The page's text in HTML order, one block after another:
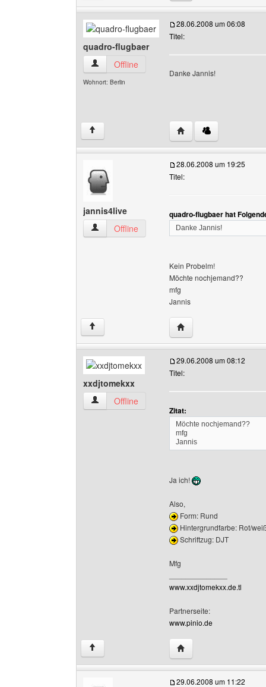
quadro-flugbaer
quadro-flugbaer Benutzer-Profile anzeigen
Offline
Wohnort: Berlin
28.06.2008 um 06:08
Titel:
Danke Jannis!
↑ Website dieses
jannis4live
jannis4live Benutzer-Profile anzeigen
Offline
28.06.2008 um 19:25
Titel:
quadro-flugbaer hat
Danke Jannis!
Kein Probelm!
Möchte nochjemand??
mfg
Jannis
↑ Website dieses
xxdjtomekxx
xxdjtomekxx Benutzer-Profile anzeigen
Offline
29.06.2008 um 08:12
Titel:
Zitat:
Möchte nochjemand??
mfg
Jannis
Ja ich!
Also,
Form: Rund
Hintergrundfarbe: Rot/
Schriftzug: DJT
Mfg
www.xxdjtomekxx.de.tl
Partnerseite:
www.pinio.de
↑ Website dieses
29.06.2008 um 11:22